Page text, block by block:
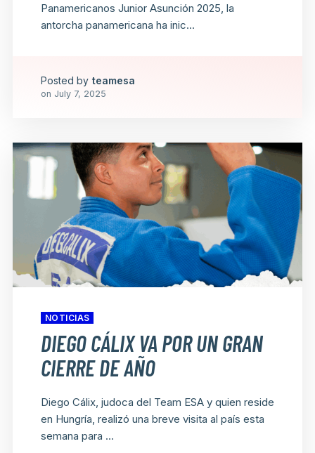
Panamericanos Junior Asunción 2025, la
antorcha panamericana ha inic...
Posted by teamesa
on July 7, 2025
NOTICIAS
DIEGO CÁLIX VA POR UN GRAN
CIERRE DE AÑO
Diego Cálix, judoca del Team ESA y quien reside
en Hungría, realizó una breve visita al país esta
semana para ...